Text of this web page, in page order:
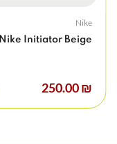
Nike
Nike Initiator Beige
₪ 250.00